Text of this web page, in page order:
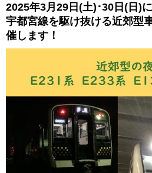
2025年3月29日(土)･30日(日)
宇都宮線を駆け抜ける近郊型
催します！